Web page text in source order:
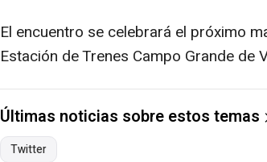
El encuentro se celebrará el próximo
Estación de Trenes Campo Grande de
Últimas noticias sobre estos temas
Twitter